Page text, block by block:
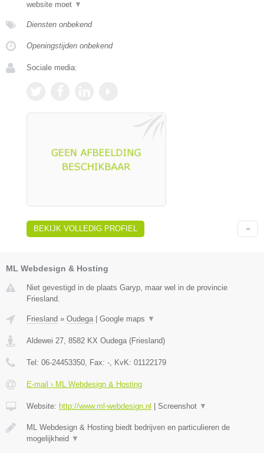
website moet ▼
Diensten onbekend
Openingstijden onbekend
Sociale media:
BEKIJK VOLLEDIG PROFIEL
ML Webdesign & Hosting
Niet gevestigd in de plaats Garyp, maar wel in de provincie
Friesland.
Friesland » Oudega | Google maps ▼
Aldewei 27 8582 KX Oudega (Friesland)
Tel: 06-24453350 , Fax: - , KvK: 01122179
E-mail › ML Webdesign & Hosting
Website: http://www.ml-webdesign.nl | Screenshot ▼
ML Webdesign & Hosting biedt bedrijven en particulieren de
mogelijkheid ▼